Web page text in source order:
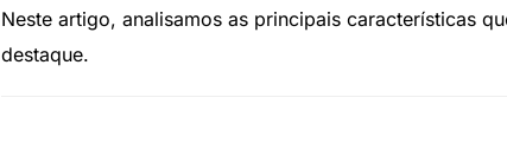
Neste artigo, analisamos as principais características
destaque.